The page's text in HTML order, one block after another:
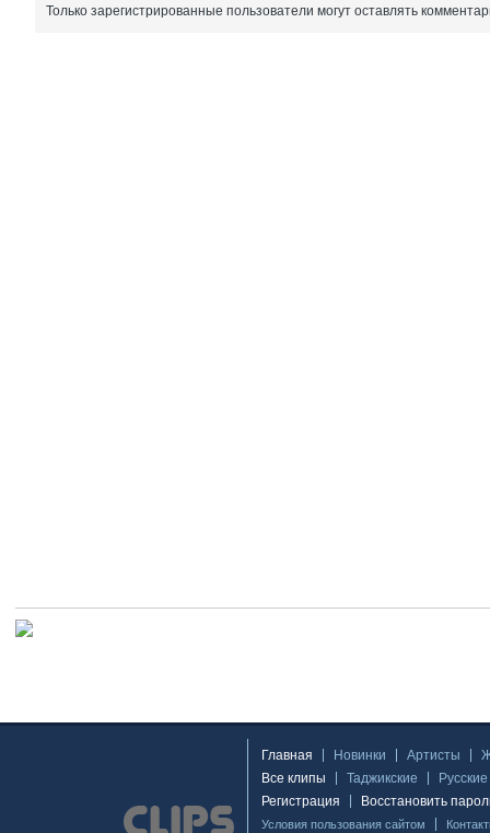
Только зарегистрированные пользователи могут оставлять
Главная Новинки Артисты
Все клипы
Таджикские
Русские
Регистрация
Восстановить
Условия пользования сайтом